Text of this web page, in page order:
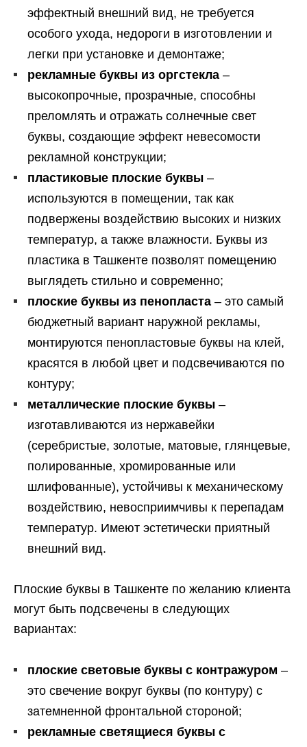
эффектный внешний вид, не требуется
особого ухода, недороги в изготовлении и
легки при установке и демонтаже;
рекламные буквы из оргстекла –
высокопрочные, прозрачные, способны
преломлять и отражать солнечные свет
буквы, создающие эффект невесомости
рекламной конструкции;
пластиковые плоские буквы –
используются в помещении, так как
подвержены воздействию высоких и низких
температур, а также влажности. Буквы из
пластика в Ташкенте позволят помещению
выглядеть стильно и современно;
плоские буквы из пенопласта – это самый
бюджетный вариант наружной рекламы,
монтируются пенопластовые буквы на клей,
красятся в любой цвет и подсвечиваются по
контуру;
металлические плоские буквы –
изготавливаются из нержавейки
(серебристые, золотые, матовые, глянцевые,
полированные, хромированные или
шлифованные), устойчивы к механическому
воздействию, невосприимчивы к перепадам
температур. Имеют эстетически приятный
внешний вид.
Плоские буквы в Ташкенте по желанию клиента
могут быть подсвечены в следующих
вариантах:
плоские световые буквы с контражуром –
это свечение вокруг буквы (по контуру) с
затемненной фронтальной стороной;
рекламные светящиеся буквы с